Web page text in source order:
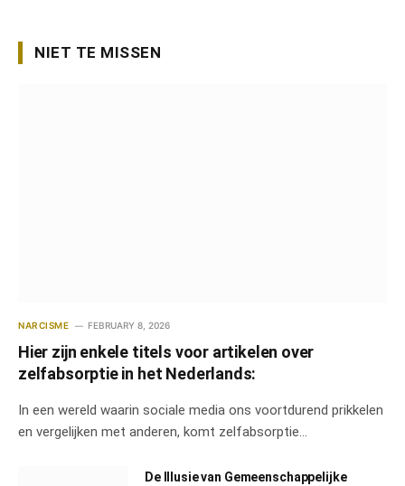
NIET TE MISSEN
NARCISME FEBRUARY 8, 2026
Hier zijn enkele titels voor artikelen over
zelfabsorptie in het Nederlands:
In een wereld waarin sociale media ons voortdurend prikkelen
en vergelijken met anderen, komt zelfabsorptie…
De Illusie van Gemeenschappelijke